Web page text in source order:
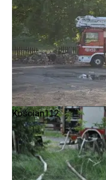
Kościan112
Kościan112